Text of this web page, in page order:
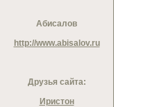
Абисалов
http://www.abisalov.ru
Друзья сайта:
Иристон